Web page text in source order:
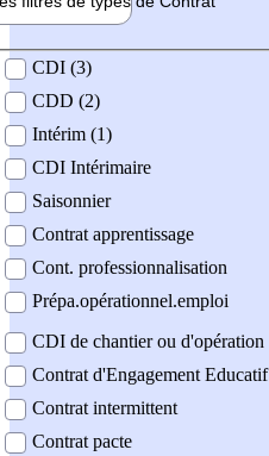
contrat
CDI (3)
CDD (2)
Intérim (1)
CDI Intérimaire
Saisonnier
Contrat apprentissage
Cont. professionnalisation
Prépa.opérationnel.emploi
CDI de chantier ou d'opération
Contrat d'Engagement Educatif
Contrat intermittent
Contrat pacte